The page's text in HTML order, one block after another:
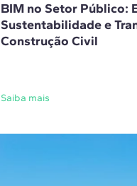
BIM no Setor Público:
Sustentabilidade e
Construção Civil
Saiba mais